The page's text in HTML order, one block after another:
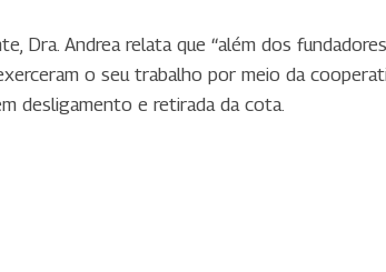
Dra. Andrea relata que “além dos
o seu trabalho por meio da
desligamento e retirada da cota.